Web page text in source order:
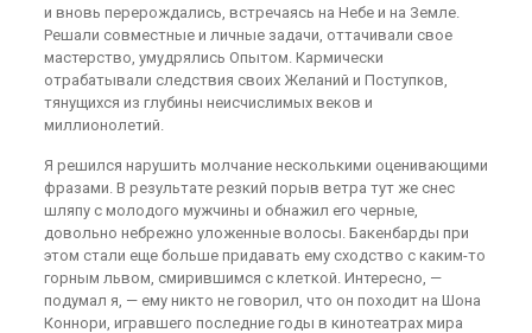
и вновь перерождались, встречаясь на Небе и на Земле.
Решали совместные и личные задачи, оттачивали свое
мастерство, умудрялись Опытом. Кармически
отрабатывали следствия своих Желаний и Поступков,
тянущихся из глубины неисчислимых веков и
миллионолетий.
Я решился нарушить молчание несколькими оценивающими
фразами. В результате резкий порыв ветра тут же снес
шляпу с молодого мужчины и обнажил его черные,
довольно небрежно уложенные волосы. Бакенбарды при
этом стали еще больше придавать ему сходство с каким-то
горным львом, смирившимся с клеткой. Интересно, —
подумал я, — ему никто не говорил, что он походит на Шона
Коннори, игравшего последние годы в кинотеатрах мира